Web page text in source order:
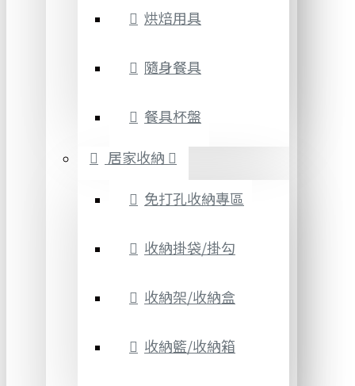
烘焙用具
隨身餐具
餐具杯盤
居家收納
免打孔收納專區
收納掛袋/掛勾
收納架/收納盒
收納籃/收納箱